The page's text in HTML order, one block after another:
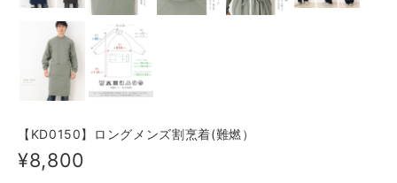
【KD0150】ロングメンズ割烹着(難燃）
¥8,800